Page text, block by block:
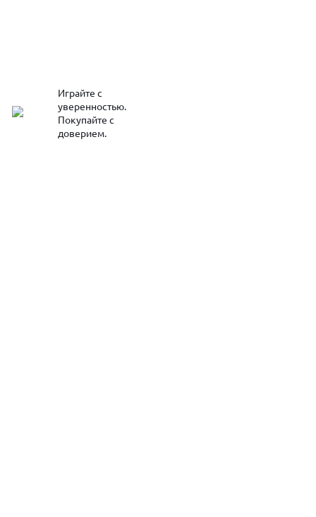
Играйте с
уверенностью.
Покупайте с
доверием.